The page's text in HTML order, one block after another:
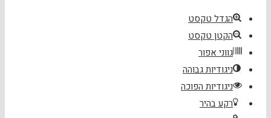
הגדל טקסט
הקטן טקסט
גווני אפור
ניגודיות גבוהה
ניגודיות הפוכה
רקע בהיר